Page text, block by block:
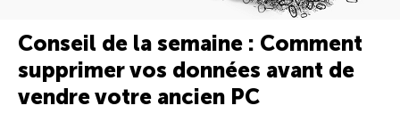
Conseil de la semaine : Comment
supprimer vos données avant de
vendre votre ancien PC